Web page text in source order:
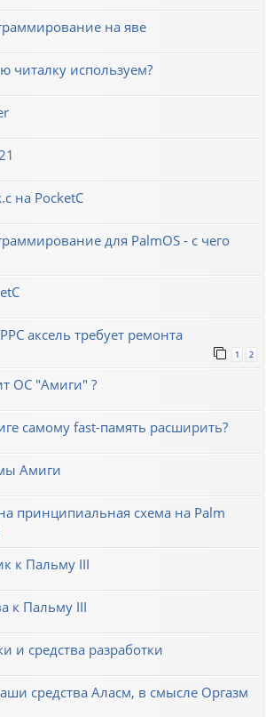
на яве
читалку используем?
на PocketC
для PalmOS - с чего
аксель требует ремонта
1 2
ОС "Амиги" ?
самому fast-память расширить?
Амиги
принципиальная схема на Palm
к Пальму III
к Пальму III
и средства разработки
средства Аласм, в смысле Оргазм